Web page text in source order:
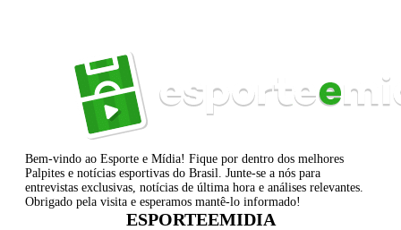
Bem-vindo ao Esporte e Mídia! Fique por dentro dos melhores
Palpites e notícias esportivas do Brasil. Junte-se a nós para
entrevistas exclusivas, notícias de última hora e análises relevantes.
Obrigado pela visita e esperamos mantê-lo informado!
ESPORTEEMIDIA